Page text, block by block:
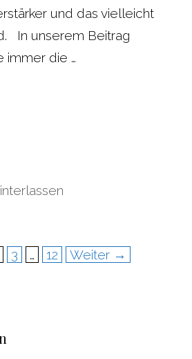
und das vielleicht
In unserem Beitrag
immer die …
Seite
3 … Seite
12 Weiter →